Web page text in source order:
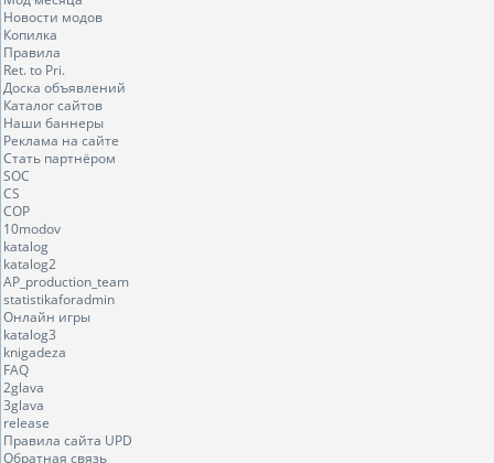
Новости модов
Копилка
Правила
Ret. to Pri.
Доска объявлений
Каталог сайтов
Наши баннеры
Реклама на сайте
Стать партнёром
SOC
CS
COP
10modov
katalog
katalog2
AP_production_team
statistikaforadmin
Онлайн игры
katalog3
knigadeza
FAQ
2glava
3glava
release
Правила сайта UPD
Обратная связь